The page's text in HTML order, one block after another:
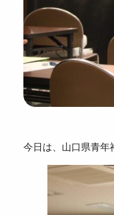
今日は、山口県青年